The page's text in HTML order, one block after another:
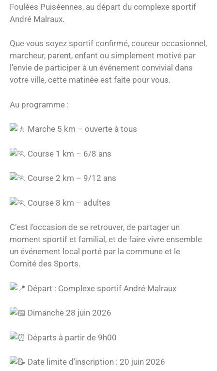
Foulées Puiséennes, au départ du complexe sportif
André Malraux.
Que vous soyez sportif confirmé, coureur occasionnel,
marcheur, parent, enfant ou simplement motivé par
l’envie de participer à un événement convivial dans
votre ville, cette matinée est faite pour vous.
Au programme :
Marche 5 km – ouverte à tous
Course 1 km – 6/8 ans
Course 2 km – 9/12 ans
Course 8 km – adultes
C’est l’occasion de se retrouver, de partager un
moment sportif et familial, et de faire vivre ensemble
un événement local porté par la commune et le
Comité des Sports.
Départ : Complexe sportif André Malraux
Dimanche 28 juin 2026
Départs à partir de 9h00
Date limite d’inscription : 20 juin 2026